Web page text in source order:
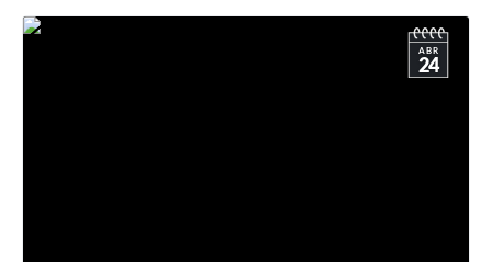
ABR
24